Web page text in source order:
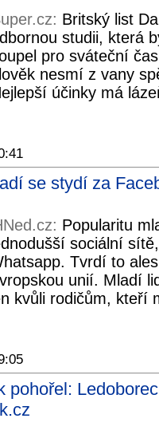
Britský list
studii, která
pro sváteční
nesmí z vany
účinky má
se stydí za
Popularitu
sociální
Tvrdí to
unií. Mladí
kvůli rodičům, kteří
pohořel: